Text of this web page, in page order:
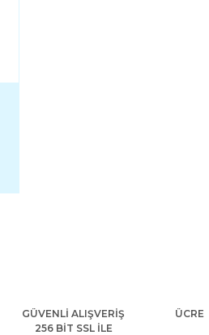
GÜVENLİ ALIŞVERİŞ
256 BİT SSL İLE